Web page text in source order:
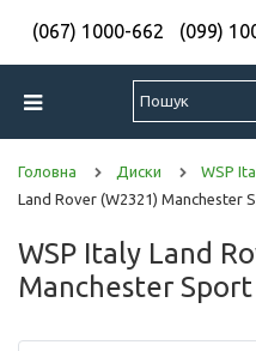
(067) 1000-662 (099)
Головна Диски
WSP
Land Rover (W2321) Manchester
WSP Italy Land
Manchester Sport